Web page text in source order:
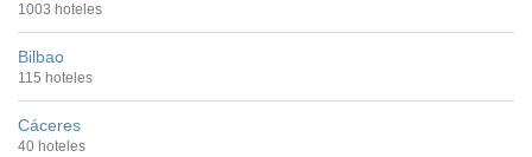
1003 hoteles
Bilbao
115 hoteles
Cáceres
40 hoteles